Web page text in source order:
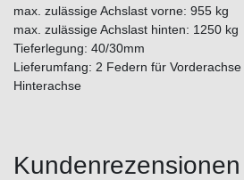
max. zulässige Achslast vorne: 955 kg
max. zulässige Achslast hinten: 1250 kg
Tieferlegung: 40/30mm
Lieferumfang: 2 Federn für
Hinterachse
Kundenrezensionen